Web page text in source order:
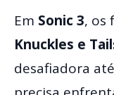
Em Sonic 3, os
Knuckles e
desafiadora